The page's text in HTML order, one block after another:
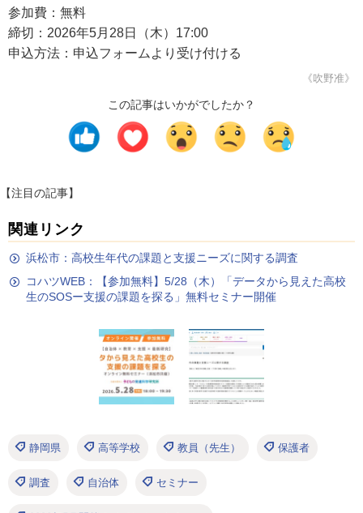
参加費：無料
締切：2026年5月28日（木）17:00
申込方法：申込フォームより受け付ける
《吹野准》
この記事はいかがでしたか？
【注目の記事】
関連リンク
浜松市：高校生年代の課題と支援ニーズに関する調査
コハツWEB：【参加無料】5/28（木）「データから見えた高校
生のSOSー支援の課題を探る」無料セミナー開催
静岡県 高等学校 教員（先生） 保護者
調査 自治体 セミナー